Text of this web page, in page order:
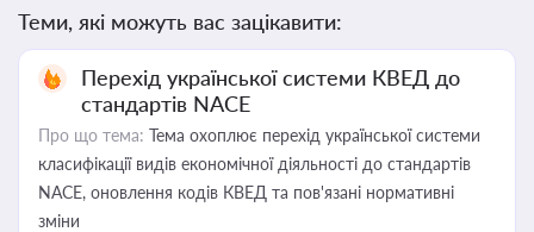
Теми, які можуть вас зацікавити:
Перехід української системи КВЕД до
стандартів NACE
Про що тема: Тема охоплює перехід української системи
класифікації видів економічної діяльності до стандартів
NACE, оновлення кодів КВЕД та пов'язані нормативні
зміни